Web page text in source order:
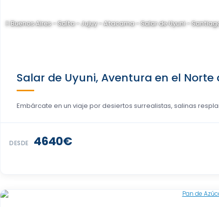
Buenos Aires - Salta - Jujuy - Atacama - Salar de Uyuni -
Salar de Uyuni, Aventura en el
Embárcate en un viaje por desiertos surrealistas, salinas
DESDE 4640€